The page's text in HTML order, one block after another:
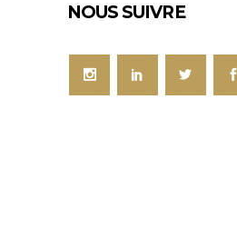
NOUS SUIVRE